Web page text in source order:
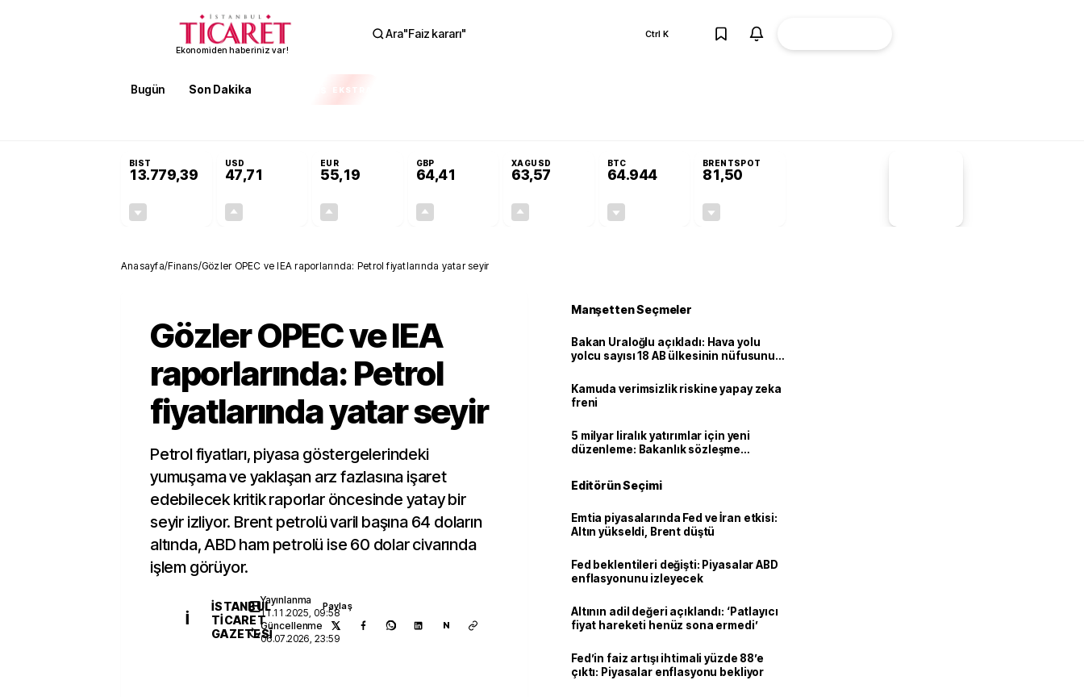
Ekonomiden haberiniz var!
Ara"Faiz kararı" Ctrl K
Bugün Son Dakika EKSTRA
BIST
13.779,39
USD
47,71
EUR
55,19
GBP
64,41
XAGUSD
63,57
BTC
64.944
BRENTSPOT
81,50
Anasayfa/Finans/Gözler OPEC ve IEA raporlarında: Petrol fiyatlarında yatar seyir
Gözler OPEC ve IEA
raporlarında: Petrol
fiyatlarında yatar seyir
Petrol fiyatları, piyasa göstergelerindeki
yumuşama ve yaklaşan arz fazlasına işaret
edebilecek kritik raporlar öncesinde yatay bir
seyir izliyor. Brent petrolü varil başına 64 doların
altında, ABD ham petrolü ise 60 dolar civarında
işlem görüyor.
İ
İSTANBUL
TICARET
GAZETESI
Yayınlanma
11.11.2025, 09:58
Güncellenme
06.07.2026, 23:59
Paylaş
N
Manşetten Seçmeler
Bakan Uraloğlu açıkladı: Hava yolu
yolcu sayısı 18 AB ülkesinin nüfusunu
Kamuda verimsizlik riskine yapay zeka
freni
5 milyar liralık yatırımlar için yeni
düzenleme: Bakanlık sözleşme
Editörün Seçimi
Emtia piyasalarında Fed ve İran etkisi:
Altın yükseldi, Brent düştü
Fed beklentileri değişti: Piyasalar ABD
enflasyonunu izleyecek
Altının adil değeri açıklandı: ‘Patlayıcı
fiyat hareketi henüz sona ermedi’
Fed’in faiz artışı ihtimali yüzde 88’e
çıktı: Piyasalar enflasyonu bekliyor